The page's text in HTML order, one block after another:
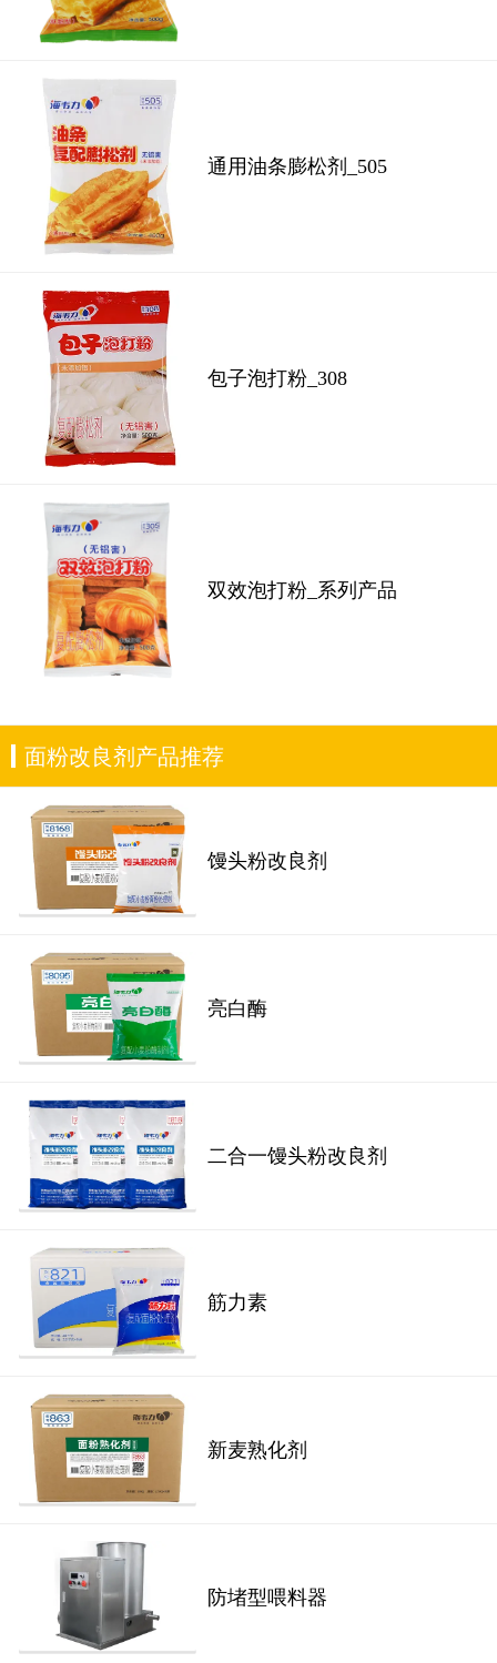
通用油条膨松剂_505
包子泡打粉_308
双效泡打粉_系列产品
面粉改良剂产品推荐
馒头粉改良剂
亮白酶
二合一馒头粉改良剂
筋力素
新麦熟化剂
防堵型喂料器